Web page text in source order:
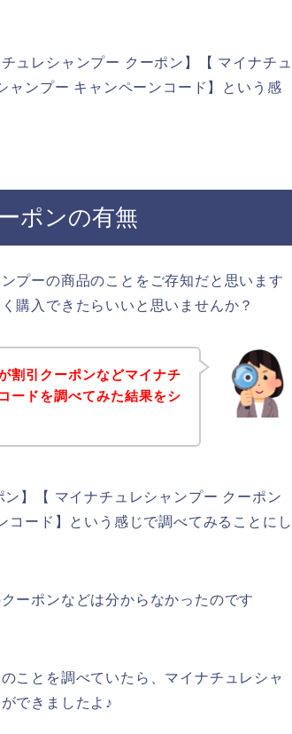
ュレシャンプー クーポン】【 マイナチュ
ャンプー キャンペーンコード】という感
ポンの有無
プーの商品のことをご存知だと思います
購入できたらいいと思いませんか？
割引クーポンなどマイナチ
ードを調べてみた結果をシ
】【 マイナチュレシャンプー クーポン
コード】という感じで調べてみることにし
ーポンなどは分からなかったのです
ことを調べていたら、マイナチュレシャ
できましたよ♪